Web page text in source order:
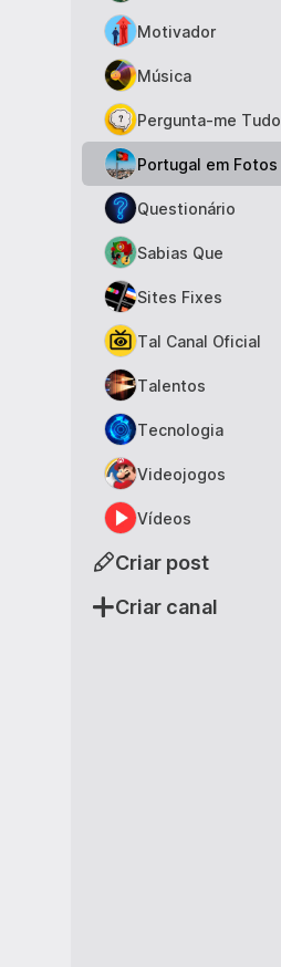
Criar canal
Criar post
Motivador
Música
Pergunta-me Tudo
Portugal em Fotos
Questionário
Sabias Que
Sites Fixes
Tal Canal Oficial
Talentos
Tecnologia
Videojogos
Vídeos